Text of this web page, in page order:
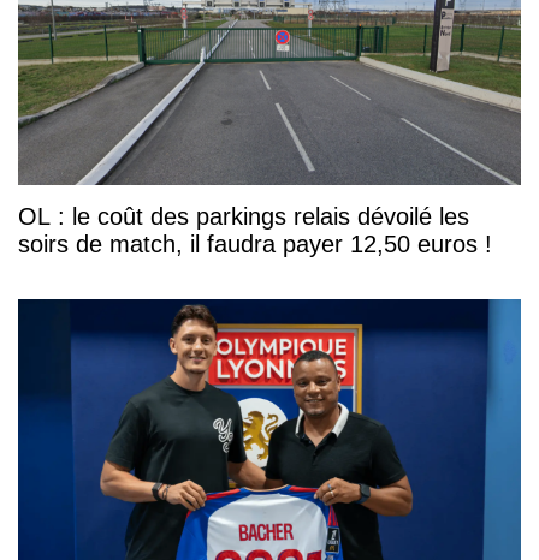
OL : le coût des parkings relais dévoilé les
soirs de match, il faudra payer 12,50 euros !